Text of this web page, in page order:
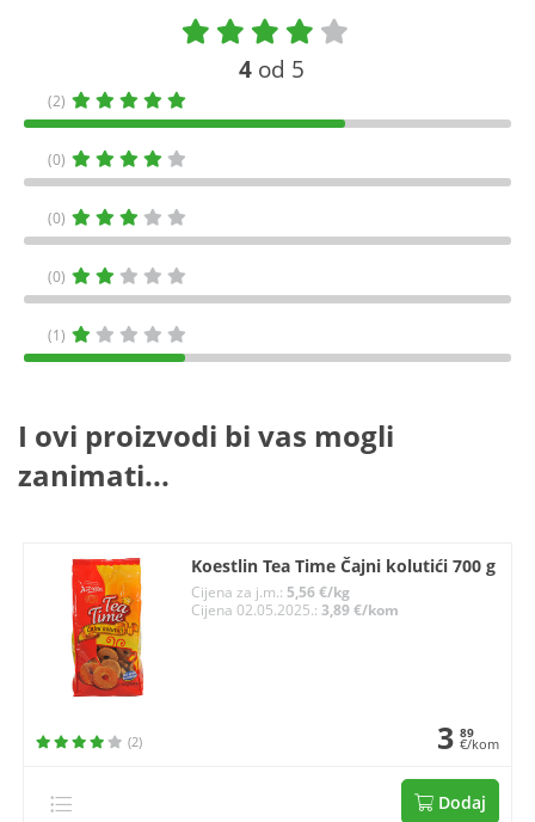
4 od 5
(2)
(0)
(0)
(0)
(1)
I ovi proizvodi bi vas mogli
zanimati...
Koestlin Tea Time Čajni kolutići 700 g
Cijena za j.m.:5,56 €/kg
Cijena 02.05.2025.:3,89 €/kom
(2) 3 89
€/kom
Dodaj